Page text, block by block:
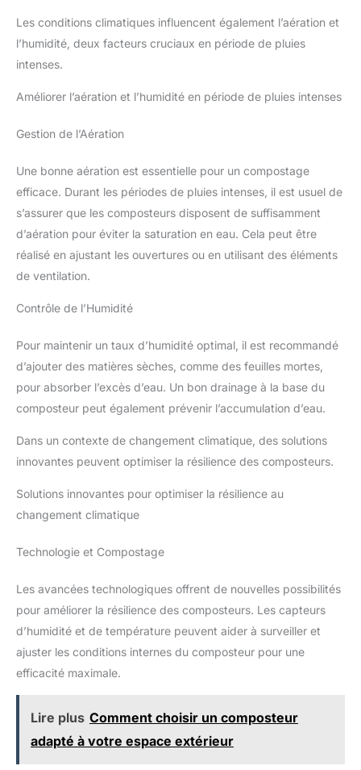
Les conditions climatiques influencent également l’aération et
l’humidité, deux facteurs cruciaux en période de pluies
intenses.
Améliorer l’aération et l’humidité en période de pluies intenses
Gestion de l’Aération
Une bonne aération est essentielle pour un compostage
efficace. Durant les périodes de pluies intenses, il est usuel de
s’assurer que les composteurs disposent de suffisamment
d’aération pour éviter la saturation en eau. Cela peut être
réalisé en ajustant les ouvertures ou en utilisant des éléments
de ventilation.
Contrôle de l’Humidité
Pour maintenir un taux d’humidité optimal, il est recommandé
d’ajouter des matières sèches, comme des feuilles mortes,
pour absorber l’excès d’eau. Un bon drainage à la base du
composteur peut également prévenir l’accumulation d’eau.
Dans un contexte de changement climatique, des solutions
innovantes peuvent optimiser la résilience des composteurs.
Solutions innovantes pour optimiser la résilience au
changement climatique
Technologie et Compostage
Les avancées technologiques offrent de nouvelles possibilités
pour améliorer la résilience des composteurs. Les capteurs
d’humidité et de température peuvent aider à surveiller et
ajuster les conditions internes du composteur pour une
efficacité maximale.
Lire plus Comment choisir un composteur
adapté à votre espace extérieur